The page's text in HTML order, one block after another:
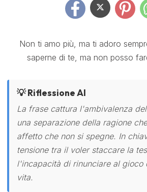
Non ti amo più, ma ti adoro
saperne di te, ma non posso
💡 Riflessione AI
La frase cattura l'ambivalenza
una separazione della ragione
affetto che non si spegne. In
tensione tra il voler staccare la
l'incapacità di rinunciare al gioco
vita.